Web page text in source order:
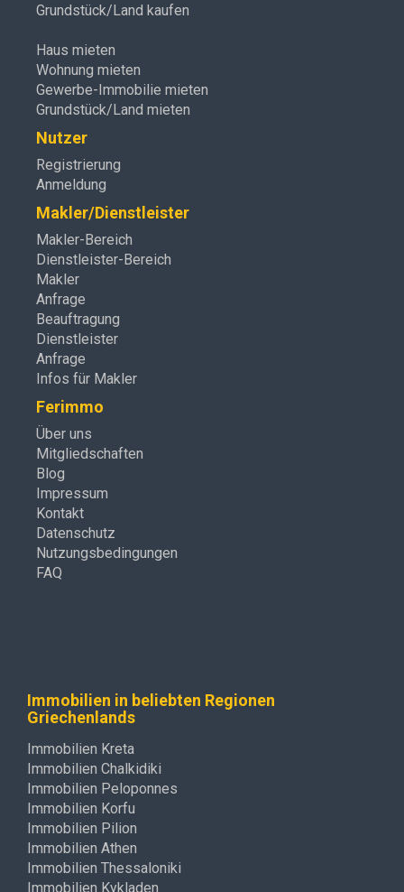
Grundstück/Land kaufen
Haus mieten
Wohnung mieten
Gewerbe-Immobilie mieten
Grundstück/Land mieten
Nutzer
Registrierung
Anmeldung
Makler/Dienstleister
Makler-Bereich
Dienstleister-Bereich
Makler
Anfrage
Beauftragung
Dienstleister
Anfrage
Infos für Makler
Ferimmo
Über uns
Mitgliedschaften
Blog
Impressum
Kontakt
Datenschutz
Nutzungsbedingungen
FAQ
Immobilien in beliebten Regionen
Griechenlands
Immobilien Kreta
Immobilien Chalkidiki
Immobilien Peloponnes
Immobilien Korfu
Immobilien Pilion
Immobilien Athen
Immobilien Thessaloniki
Immobilien Kykladen